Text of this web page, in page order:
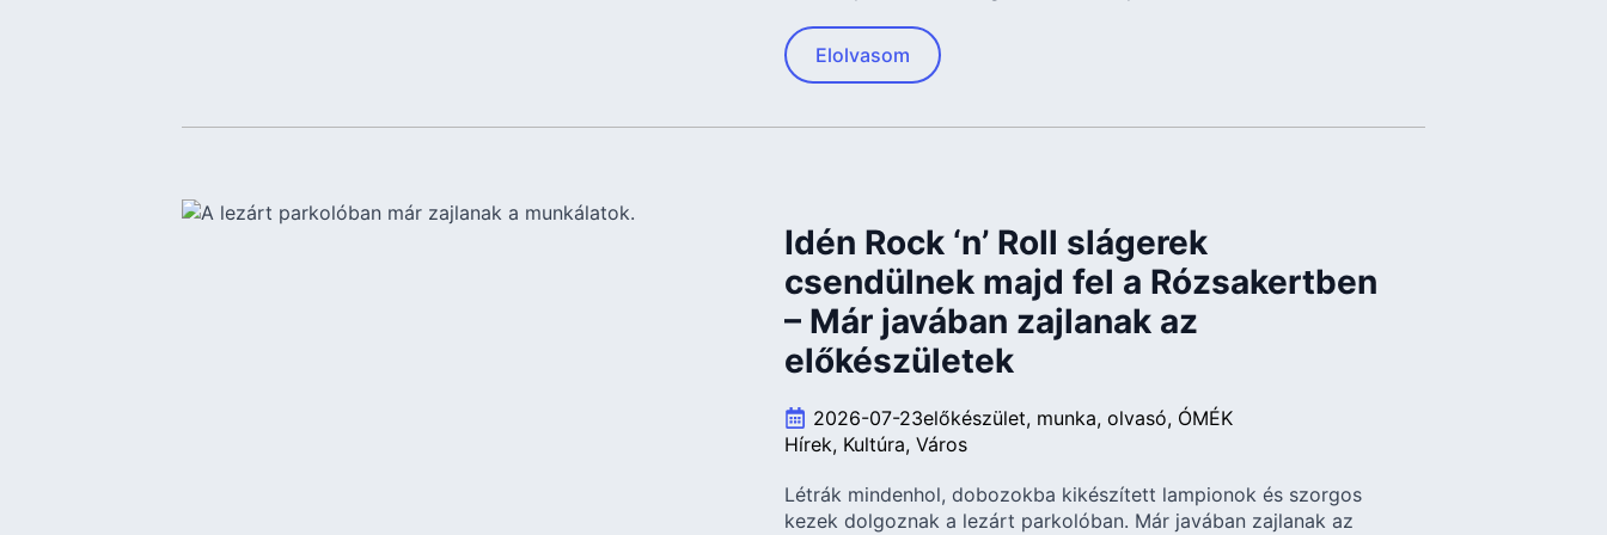
Elolvasom
Idén Rock ‘n’ Roll slágerek
csendülnek majd fel a Rózsakertben
– Már javában zajlanak az
előkészületek
2026-07-23előkészület munka olvasó ÓMÉK
Hírek Kultúra Város
Létrák mindenhol, dobozokba kikészített lampionok és szorgos
kezek dolgoznak a lezárt parkolóban. Már javában zajlanak az